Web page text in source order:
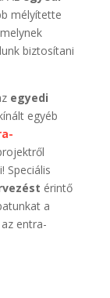
mélyítette
biztosítani
egyedi
egyéb
Speciális
érintő
a
entra-